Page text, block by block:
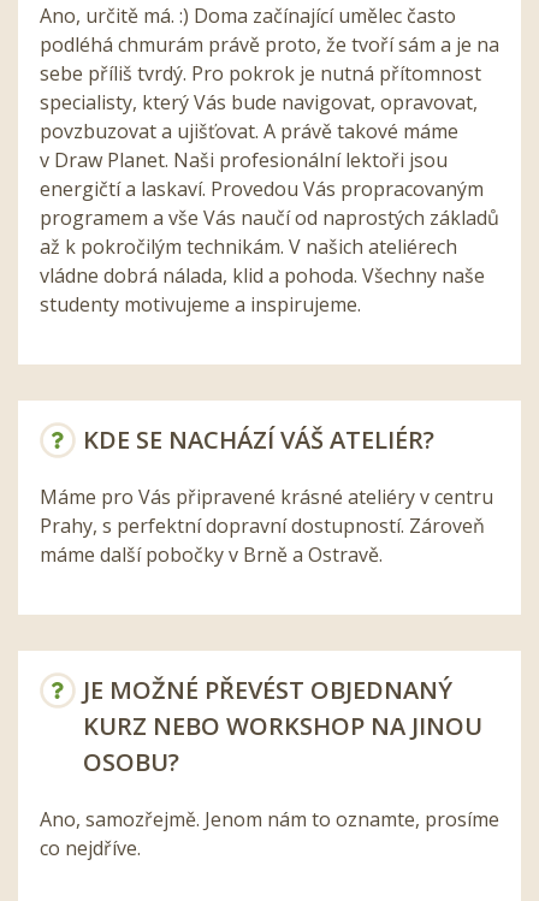
Ano, určitě má. :) Doma začínající umělec často
podléhá chmurám právě proto, že tvoří sám a je na
sebe příliš tvrdý. Pro pokrok je nutná přítomnost
specialisty, který Vás bude navigovat, opravovat,
povzbuzovat a ujišťovat. A právě takové máme
v Draw Planet. Naši profesionální lektoři jsou
energičtí a laskaví. Provedou Vás propracovaným
programem a vše Vás naučí od naprostých základů
až k pokročilým technikám. V našich ateliérech
vládne dobrá nálada, klid a pohoda. Všechny naše
studenty motivujeme a inspirujeme.
KDE SE NACHÁZÍ VÁŠ ATELIÉR?
Máme pro Vás připravené krásné ateliéry v centru
Prahy, s perfektní dopravní dostupností. Zároveň
máme další pobočky v Brně a Ostravě.
JE MOŽNÉ PŘEVÉST OBJEDNANÝ
KURZ NEBO WORKSHOP NA JINOU
OSOBU?
Ano, samozřejmě. Jenom nám to oznamte, prosíme
co nejdříve.